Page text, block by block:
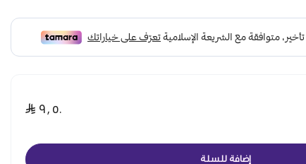
٩٫٥٠
إضافة للسلة